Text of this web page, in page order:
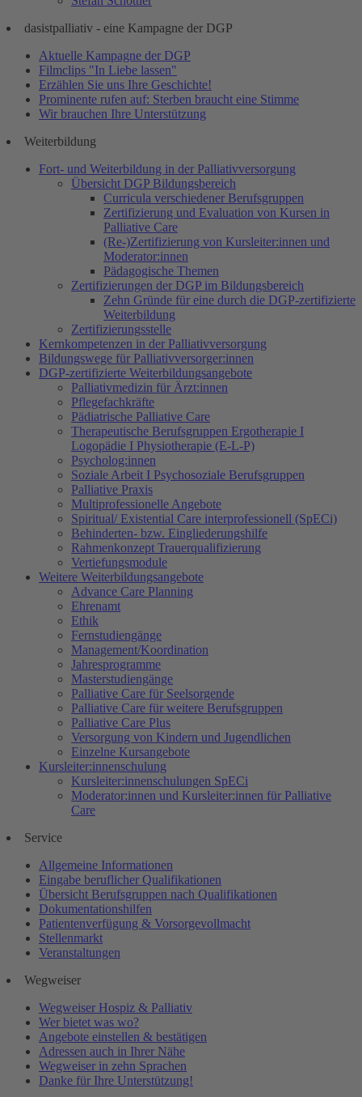
dasistpalliativ - eine Kampagne der DGP
Aktuelle Kampagne der DGP
Filmclips "In Liebe lassen"
Erzählen Sie uns Ihre Geschichte!
Prominente rufen auf: Sterben braucht eine Stimme
Wir brauchen Ihre Unterstützung
Weiterbildung
Fort- und Weiterbildung in der Palliativversorgung
Übersicht DGP Bildungsbereich
Curricula verschiedener Berufsgruppen
Zertifizierung und Evaluation von Kursen in
Palliative Care
(Re-)Zertifizierung von Kursleiter:innen und
Moderator:innen
Pädagogische Themen
Zertifizierungen der DGP im Bildungsbereich
Zehn Gründe für eine durch die DGP-zertifizierte
Weiterbildung
Zertifizierungsstelle
Kernkompetenzen in der Palliativversorgung
Bildungswege für Palliativversorger:innen
DGP-zertifizierte Weiterbildungsangebote
Palliativmedizin für Ärzt:innen
Pflegefachkräfte
Pädiatrische Palliative Care
Therapeutische Berufsgruppen Ergotherapie I
Logopädie I Physiotherapie (E-L-P)
Psycholog:innen
Soziale Arbeit I Psychosoziale Berufsgruppen
Palliative Praxis
Multiprofessionelle Angebote
Spiritual/ Existential Care interprofessionell (SpECi)
Behinderten- bzw. Eingliederungshilfe
Rahmenkonzept Trauerqualifizierung
Vertiefungsmodule
Weitere Weiterbildungsangebote
Advance Care Planning
Ehrenamt
Ethik
Fernstudiengänge
Management/Koordination
Jahresprogramme
Masterstudiengänge
Palliative Care für Seelsorgende
Palliative Care für weitere Berufsgruppen
Palliative Care Plus
Versorgung von Kindern und Jugendlichen
Einzelne Kursangebote
Kursleiter:innenschulung
Kursleiter:innenschulungen SpECi
Moderator:innen und Kursleiter:innen für Palliative
Care
Service
Allgemeine Informationen
Eingabe beruflicher Qualifikationen
Übersicht Berufsgruppen nach Qualifikationen
Dokumentationshilfen
Patientenverfügung & Vorsorgevollmacht
Stellenmarkt
Veranstaltungen
Wegweiser
Wegweiser Hospiz & Palliativ
Wer bietet was wo?
Angebote einstellen & bestätigen
Adressen auch in Ihrer Nähe
Wegweiser in zehn Sprachen
Danke für Ihre Unterstützung!